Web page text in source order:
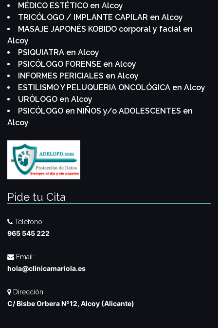
MÉDICO ESTÉTICO en Alcoy
TRICÓLOGO / IMPLANTE CAPILAR en Alcoy
MASAJE JAPONÉS KOBIDO corporal y facial en
Alcoy
PSIQUIATRA en Alcoy
PSICÓLOGO FORENSE en Alcoy
INFORMES PERICIALES en Alcoy
ESTILISMO Y PELUQUERIA ONCOLÓGICA en Alcoy
URÓLOGO en Alcoy
PSICÓLOGO en NIÑOS y/o ADOLESCENTES en
Alcoy
Pide tu Cita
Teléfono:
965 545 222
Email:
hola@clinicamariola.es
Dirección:
C/ Bisbe Orbera Nº12, Alcoy (Alicante)